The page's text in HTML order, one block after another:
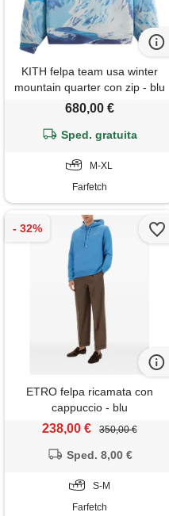
KITH felpa team usa winter
mountain quarter con zip - blu
680,00 €
Sped. gratuita
M-XL
Farfetch
ETRO felpa ricamata con
cappuccio - blu
238,00 € 350,00 €
Sped. 8,00 €
S-M
Farfetch